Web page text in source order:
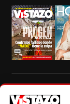
autorización escrita de